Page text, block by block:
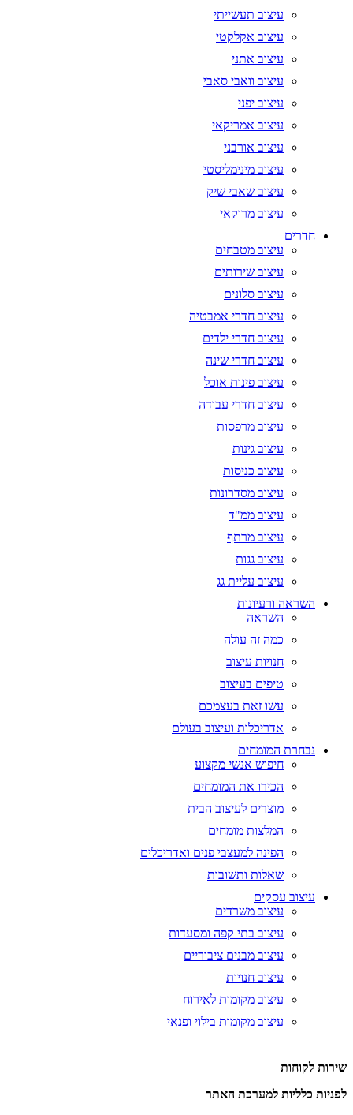
עיצוב תעשייתי
עיצוב אקלקטי
עיצוב אתני
עיצוב וואבי סאבי
עיצוב יפני
עיצוב אמריקאי
עיצוב אורבני
עיצוב מינימליסטי
עיצוב שאבי שיק
עיצוב מרוקאי
חדרים
עיצוב מטבחים
עיצוב שירותים
עיצוב סלונים
עיצוב חדרי אמבטיה
עיצוב חדרי ילדים
עיצוב חדרי שינה
עיצוב פינות אוכל
עיצוב חדרי עבודה
עיצוב מרפסות
עיצוב גינות
עיצוב כניסות
עיצוב מסדרונות
עיצוב ממ"ד
עיצוב מרתף
עיצוב גגות
עיצוב עליית גג
השראה ורעיונות
השראה
כמה זה עולה
חנויות עיצוב
טיפים בעיצוב
עשו זאת בעצמכם
אדריכלות ועיצוב בעולם
נבחרת המומחים
חיפוש אנשי מקצוע
הכירו את המומחים
מוצרים לעיצוב הבית
המלצות מומחים
הפינה למעצבי פנים ואדריכלים
שאלות ותשובות
עיצוב עסקים
עיצוב משרדים
עיצוב בתי קפה ומסעדות
עיצוב מבנים ציבוריים
עיצוב חנויות
עיצוב מקומות לאירוח
עיצוב מקומות בילוי ופנאי
שירות לקוחות
לפניות כלליות למערכת האתר